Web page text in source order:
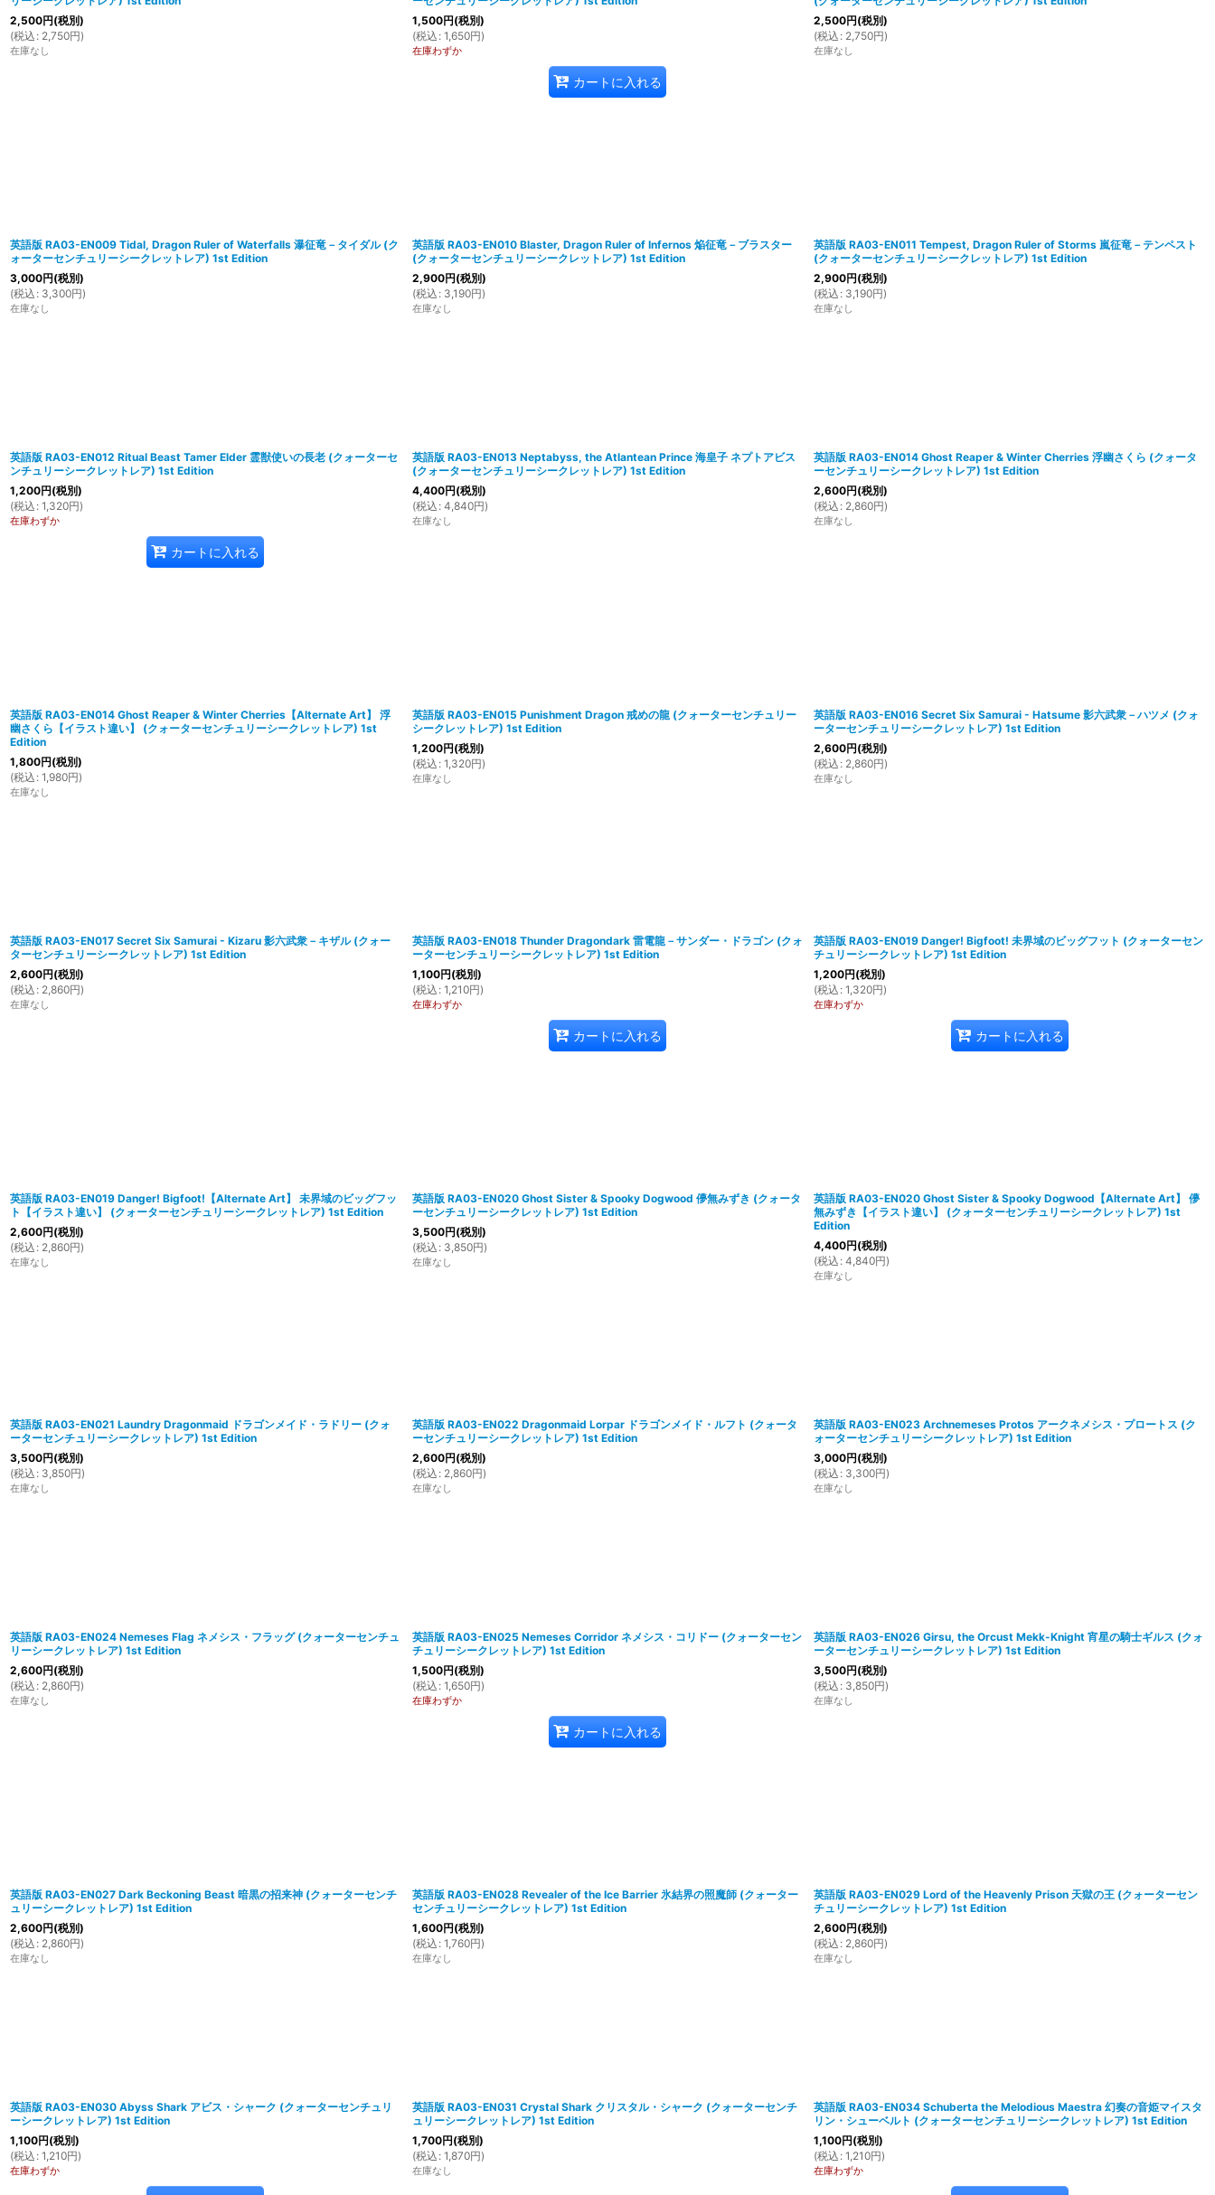
2,500円(税別)
(税込 : 2,750円)
在庫なし
1,500円(税別)
(税込 : 1,650円)
在庫わずか
カートに入れる
2,500円(税別)
(税込 : 2,750円)
在庫なし
英語版 RA03-EN009 Tidal, Dragon Ruler of Waterfalls 瀑征竜－タイダル (ク
ォーターセンチュリーシークレットレア) 1st Edition
3,000円(税別)
(税込 : 3,300円)
在庫なし
英語版 RA03-EN010 Blaster, Dragon Ruler of Infernos 焔征竜－ブラスター
(クォーターセンチュリーシークレットレア) 1st Edition
2,900円(税別)
(税込 : 3,190円)
在庫なし
英語版 RA03-EN011 Tempest, Dragon Ruler of Storms 嵐征竜－テンペスト
(クォーターセンチュリーシークレットレア) 1st Edition
2,900円(税別)
(税込 : 3,190円)
在庫なし
英語版 RA03-EN012 Ritual Beast Tamer Elder 霊獣使いの長老 (クォーターセ
ンチュリーシークレットレア) 1st Edition
1,200円(税別)
(税込 : 1,320円)
在庫わずか
カートに入れる
英語版 RA03-EN013 Neptabyss, the Atlantean Prince 海皇子 ネプトアビス
(クォーターセンチュリーシークレットレア) 1st Edition
4,400円(税別)
(税込 : 4,840円)
在庫なし
英語版 RA03-EN014 Ghost Reaper & Winter Cherries 浮幽さくら (クォータ
ーセンチュリーシークレットレア) 1st Edition
2,600円(税別)
(税込 : 2,860円)
在庫なし
英語版 RA03-EN014 Ghost Reaper & Winter Cherries【Alternate Art】 浮
幽さくら【イラスト違い】 (クォーターセンチュリーシークレットレア) 1st
Edition
1,800円(税別)
(税込 : 1,980円)
在庫なし
英語版 RA03-EN015 Punishment Dragon 戒めの龍 (クォーターセンチュリー
シークレットレア) 1st Edition
1,200円(税別)
(税込 : 1,320円)
在庫なし
英語版 RA03-EN016 Secret Six Samurai - Hatsume 影六武衆－ハツメ (クォ
ーターセンチュリーシークレットレア) 1st Edition
2,600円(税別)
(税込 : 2,860円)
在庫なし
英語版 RA03-EN017 Secret Six Samurai - Kizaru 影六武衆－キザル (クォー
ターセンチュリーシークレットレア) 1st Edition
2,600円(税別)
(税込 : 2,860円)
在庫なし
英語版 RA03-EN018 Thunder Dragondark 雷電龍－サンダー・ドラゴン (クォ
ーターセンチュリーシークレットレア) 1st Edition
1,100円(税別)
(税込 : 1,210円)
在庫わずか
カートに入れる
英語版 RA03-EN019 Danger! Bigfoot! 未界域のビッグフット (クォーターセン
チュリーシークレットレア) 1st Edition
1,200円(税別)
(税込 : 1,320円)
在庫わずか
カートに入れる
英語版 RA03-EN019 Danger! Bigfoot!【Alternate Art】 未界域のビッグフッ
ト【イラスト違い】 (クォーターセンチュリーシークレットレア) 1st Edition
2,600円(税別)
(税込 : 2,860円)
在庫なし
英語版 RA03-EN020 Ghost Sister & Spooky Dogwood 儚無みずき (クォータ
ーセンチュリーシークレットレア) 1st Edition
3,500円(税別)
(税込 : 3,850円)
在庫なし
英語版 RA03-EN020 Ghost Sister & Spooky Dogwood【Alternate Art】 儚
無みずき【イラスト違い】 (クォーターセンチュリーシークレットレア) 1st
Edition
4,400円(税別)
(税込 : 4,840円)
在庫なし
英語版 RA03-EN021 Laundry Dragonmaid ドラゴンメイド・ラドリー (クォ
ーターセンチュリーシークレットレア) 1st Edition
3,500円(税別)
(税込 : 3,850円)
在庫なし
英語版 RA03-EN022 Dragonmaid Lorpar ドラゴンメイド・ルフト (クォータ
ーセンチュリーシークレットレア) 1st Edition
2,600円(税別)
(税込 : 2,860円)
在庫なし
英語版 RA03-EN023 Archnemeses Protos アークネメシス・プロートス (ク
ォーターセンチュリーシークレットレア) 1st Edition
3,000円(税別)
(税込 : 3,300円)
在庫なし
英語版 RA03-EN024 Nemeses Flag ネメシス・フラッグ (クォーターセンチュ
リーシークレットレア) 1st Edition
2,600円(税別)
(税込 : 2,860円)
在庫なし
英語版 RA03-EN025 Nemeses Corridor ネメシス・コリドー (クォーターセン
チュリーシークレットレア) 1st Edition
1,500円(税別)
(税込 : 1,650円)
在庫わずか
カートに入れる
英語版 RA03-EN026 Girsu, the Orcust Mekk-Knight 宵星の騎士ギルス (クォ
ーターセンチュリーシークレットレア) 1st Edition
3,500円(税別)
(税込 : 3,850円)
在庫なし
英語版 RA03-EN027 Dark Beckoning Beast 暗黒の招来神 (クォーターセンチ
ュリーシークレットレア) 1st Edition
2,600円(税別)
(税込 : 2,860円)
在庫なし
英語版 RA03-EN028 Revealer of the Ice Barrier 氷結界の照魔師 (クォーター
センチュリーシークレットレア) 1st Edition
1,600円(税別)
(税込 : 1,760円)
在庫なし
英語版 RA03-EN029 Lord of the Heavenly Prison 天獄の王 (クォーターセン
チュリーシークレットレア) 1st Edition
2,600円(税別)
(税込 : 2,860円)
在庫なし
英語版 RA03-EN030 Abyss Shark アビス・シャーク (クォーターセンチュリ
ーシークレットレア) 1st Edition
1,100円(税別)
(税込 : 1,210円)
在庫わずか
英語版 RA03-EN031 Crystal Shark クリスタル・シャーク (クォーターセンチ
ュリーシークレットレア) 1st Edition
1,700円(税別)
(税込 : 1,870円)
在庫なし
英語版 RA03-EN034 Schuberta the Melodious Maestra 幻奏の音姫マイスタ
リン・シューベルト (クォーターセンチュリーシークレットレア) 1st Edition
1,100円(税別)
(税込 : 1,210円)
在庫わずか